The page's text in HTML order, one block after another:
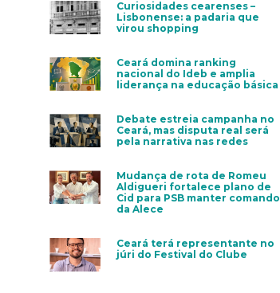
Curiosidades cearenses –
Lisbonense: a padaria que
virou shopping
Ceará domina ranking
nacional do Ideb e amplia
liderança na educação básica
Debate estreia campanha no
Ceará, mas disputa real será
pela narrativa nas redes
Mudança de rota de Romeu
Aldigueri fortalece plano de
Cid para PSB manter comando
da Alece
Ceará terá representante no
júri do Festival do Clube